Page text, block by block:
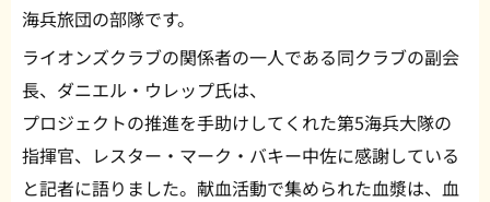
海兵旅団の部隊です。
ライオンズクラブの関係者の一人である同クラブの副会
長、ダニエル・ウレップ氏は、
プロジェクトの推進を手助けしてくれた第5海兵大隊の
指揮官、レスター・マーク・バキー中佐に感謝している
と記者に語りました。献血活動で集められた血漿は、血